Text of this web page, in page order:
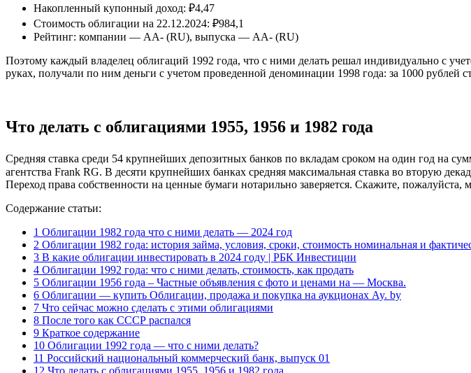
Накопленный купонный доход: ₽4,47
Стоимость облигации на 22.12.2024: ₽984,1
Рейтинг: компании — АА- (RU), выпуска — АА- (RU)
Поэтому каждый владелец облигаций 1992 года, что с ними делать решал индивидуально с
руках, получали по ним деньги с учетом проведенной деноминации 1998 года: за 1000 рублей
Что делать с облигациями 1955, 1956 и 1982 года
Средняя ставка среди 54 крупнейших депозитных банков по вкладам сроком на один год на
агентства Frank RG. В десяти крупнейших банках средняя максимальная ставка во вторую
Переход права собственности на ценные бумаги нотарильно заверяется. Скажите, пожалуйста,
Содержание статьи:
1 Облигации 1982 года что с ними делать — 2024 год
2 Облигации 1982 года: история займа, условия, сроки, стоимость номинальная и
3 В какие облигации инвестировать в 2024 году | РБК Инвестиции
4 Облигации 1992 года: что с ними делать, стоимость, как продать
5 Облигации 1956 года – Частные объявления с фото и ценами на — Москва.
6 Облигации — купить Облигации, продажа и покупка на аукционах Ay. by
7 Что сейчас можно сделать с этими облигациями
8 После того как СССР распался
9 Краткое содержание
10 Облигации 1992 года — что с ними делать?
11 Российский национальный коммерческий банк, выпуск 01